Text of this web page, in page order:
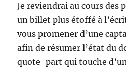
Je reviendrai au cours des
un billet plus étoffé à
vous promener d’une
afin de résumer l’état du
quote-part qui touche